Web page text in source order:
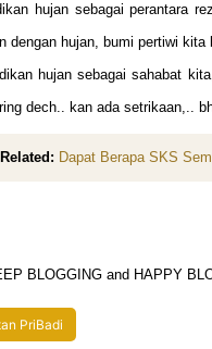
hujan sebagai perantara re
dengan hujan, bumi pertiwi kita
hujan sebagai sahabat
dech.. kan ada setrikaan,..
Related: Dapat Berapa SKS
BLOGGING and HAPPY
PriBadi